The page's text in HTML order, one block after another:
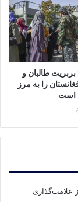
طالبان و
را به مرز
است
علامت‌گذاری